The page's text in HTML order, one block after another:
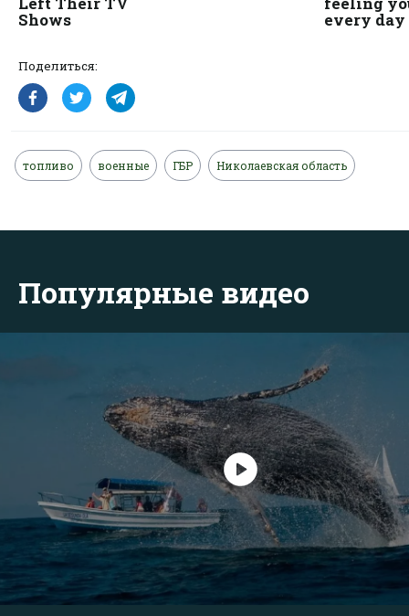
Поделиться:
топливо военные ГБР Николаевская область
Популярные видео